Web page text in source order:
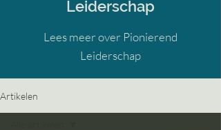
Leiderschap
Lees meer over Pionierend
Leiderschap
Artikelen